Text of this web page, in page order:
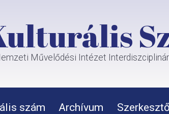
Művelődési Intézet
szám Archívum